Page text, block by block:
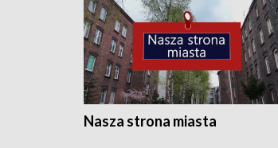
Nasza strona miasta